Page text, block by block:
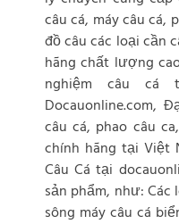
câu cá, máy câu cá,
đồ câu các loại cần
hãng chất lượng
nghiệm câu
Docauonline.com,
câu cá, phao câu
chính hãng tại Việt
Câu Cá tại
sản phẩm, như: Các
sông máy câu cá